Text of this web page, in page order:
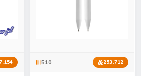
510 253.712